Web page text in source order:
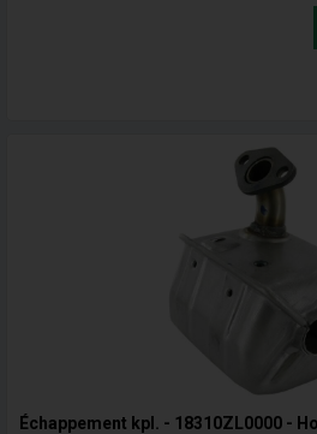
Échappement kpl. - 18310ZL0000 -